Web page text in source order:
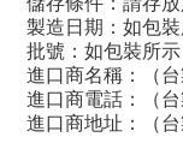
製造日期：如包
批號：如包裝所示
進口商名稱：（台
進口商電話：（台
進口商地址：（台